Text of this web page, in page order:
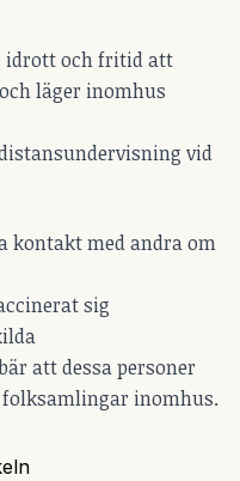
idrott och fritid att
läger inomhus
vid
kontakt med andra om
sig
att dessa personer
inomhus.